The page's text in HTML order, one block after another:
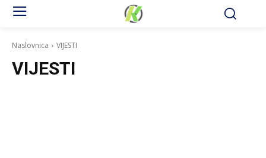
Naslovnica VIJESTI
VIJESTI